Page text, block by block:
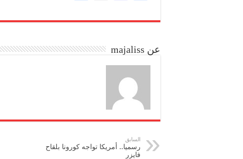
bo
to
n
ail
re
عن majaliss
السابق
رسميا.. أمريكا تواجه كورونا بلقاح
فايزر